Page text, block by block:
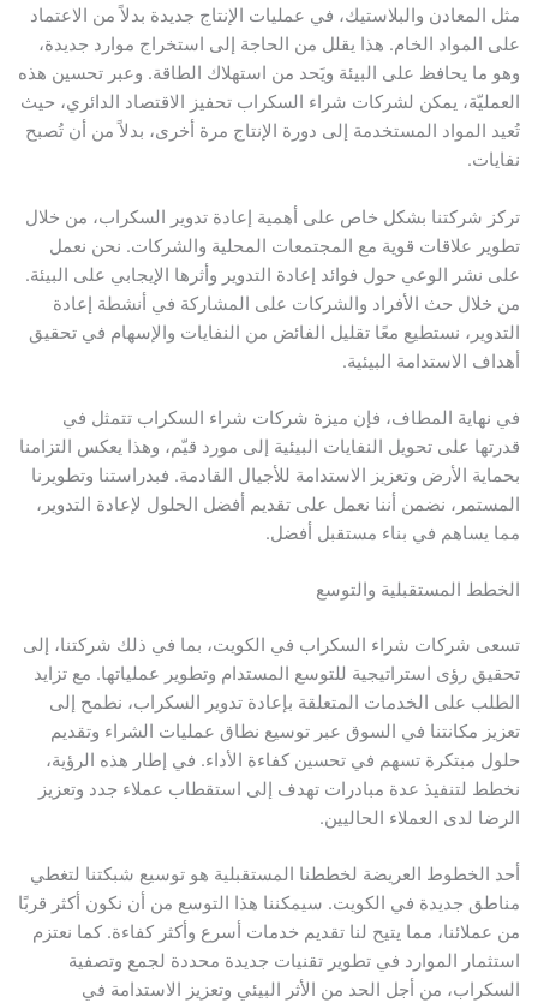
مثل المعادن والبلاستيك، في عمليات الإنتاج جديدة بدلاً من الاعتماد
على المواد الخام. هذا يقلل من الحاجة إلى استخراج موارد جديدة،
وهو ما يحافظ على البيئة ويَحد من استهلاك الطاقة. وعبر تحسين هذه
العمليّة، يمكن لشركات شراء السكراب تحفيز الاقتصاد الدائري، حيث
تُعيد المواد المستخدمة إلى دورة الإنتاج مرة أخرى، بدلاً من أن تُصبح
نفايات.
تركز شركتنا بشكل خاص على أهمية إعادة تدوير السكراب، من خلال
تطوير علاقات قوية مع المجتمعات المحلية والشركات. نحن نعمل
على نشر الوعي حول فوائد إعادة التدوير وأثرها الإيجابي على البيئة.
من خلال حث الأفراد والشركات على المشاركة في أنشطة إعادة
التدوير، نستطيع معًا تقليل الفائض من النفايات والإسهام في تحقيق
أهداف الاستدامة البيئية.
في نهاية المطاف، فإن ميزة شركات شراء السكراب تتمثل في
قدرتها على تحويل النفايات البيئية إلى مورد قيّم، وهذا يعكس التزامنا
بحماية الأرض وتعزيز الاستدامة للأجيال القادمة. فبدراستنا وتطويرنا
المستمر، نضمن أننا نعمل على تقديم أفضل الحلول لإعادة التدوير،
مما يساهم في بناء مستقبل أفضل.
الخطط المستقبلية والتوسع
تسعى شركات شراء السكراب في الكويت، بما في ذلك شركتنا، إلى
تحقيق رؤى استراتيجية للتوسع المستدام وتطوير عملياتها. مع تزايد
الطلب على الخدمات المتعلقة بإعادة تدوير السكراب، نطمح إلى
تعزيز مكانتنا في السوق عبر توسيع نطاق عمليات الشراء وتقديم
حلول مبتكرة تسهم في تحسين كفاءة الأداء. في إطار هذه الرؤية،
نخطط لتنفيذ عدة مبادرات تهدف إلى استقطاب عملاء جدد وتعزيز
الرضا لدى العملاء الحاليين.
أحد الخطوط العريضة لخططنا المستقبلية هو توسيع شبكتنا لتغطي
مناطق جديدة في الكويت. سيمكننا هذا التوسع من أن نكون أكثر قربًا
من عملائنا، مما يتيح لنا تقديم خدمات أسرع وأكثر كفاءة. كما نعتزم
استثمار الموارد في تطوير تقنيات جديدة محددة لجمع وتصفية
السكراب، من أجل الحد من الأثر البيئي وتعزيز الاستدامة في